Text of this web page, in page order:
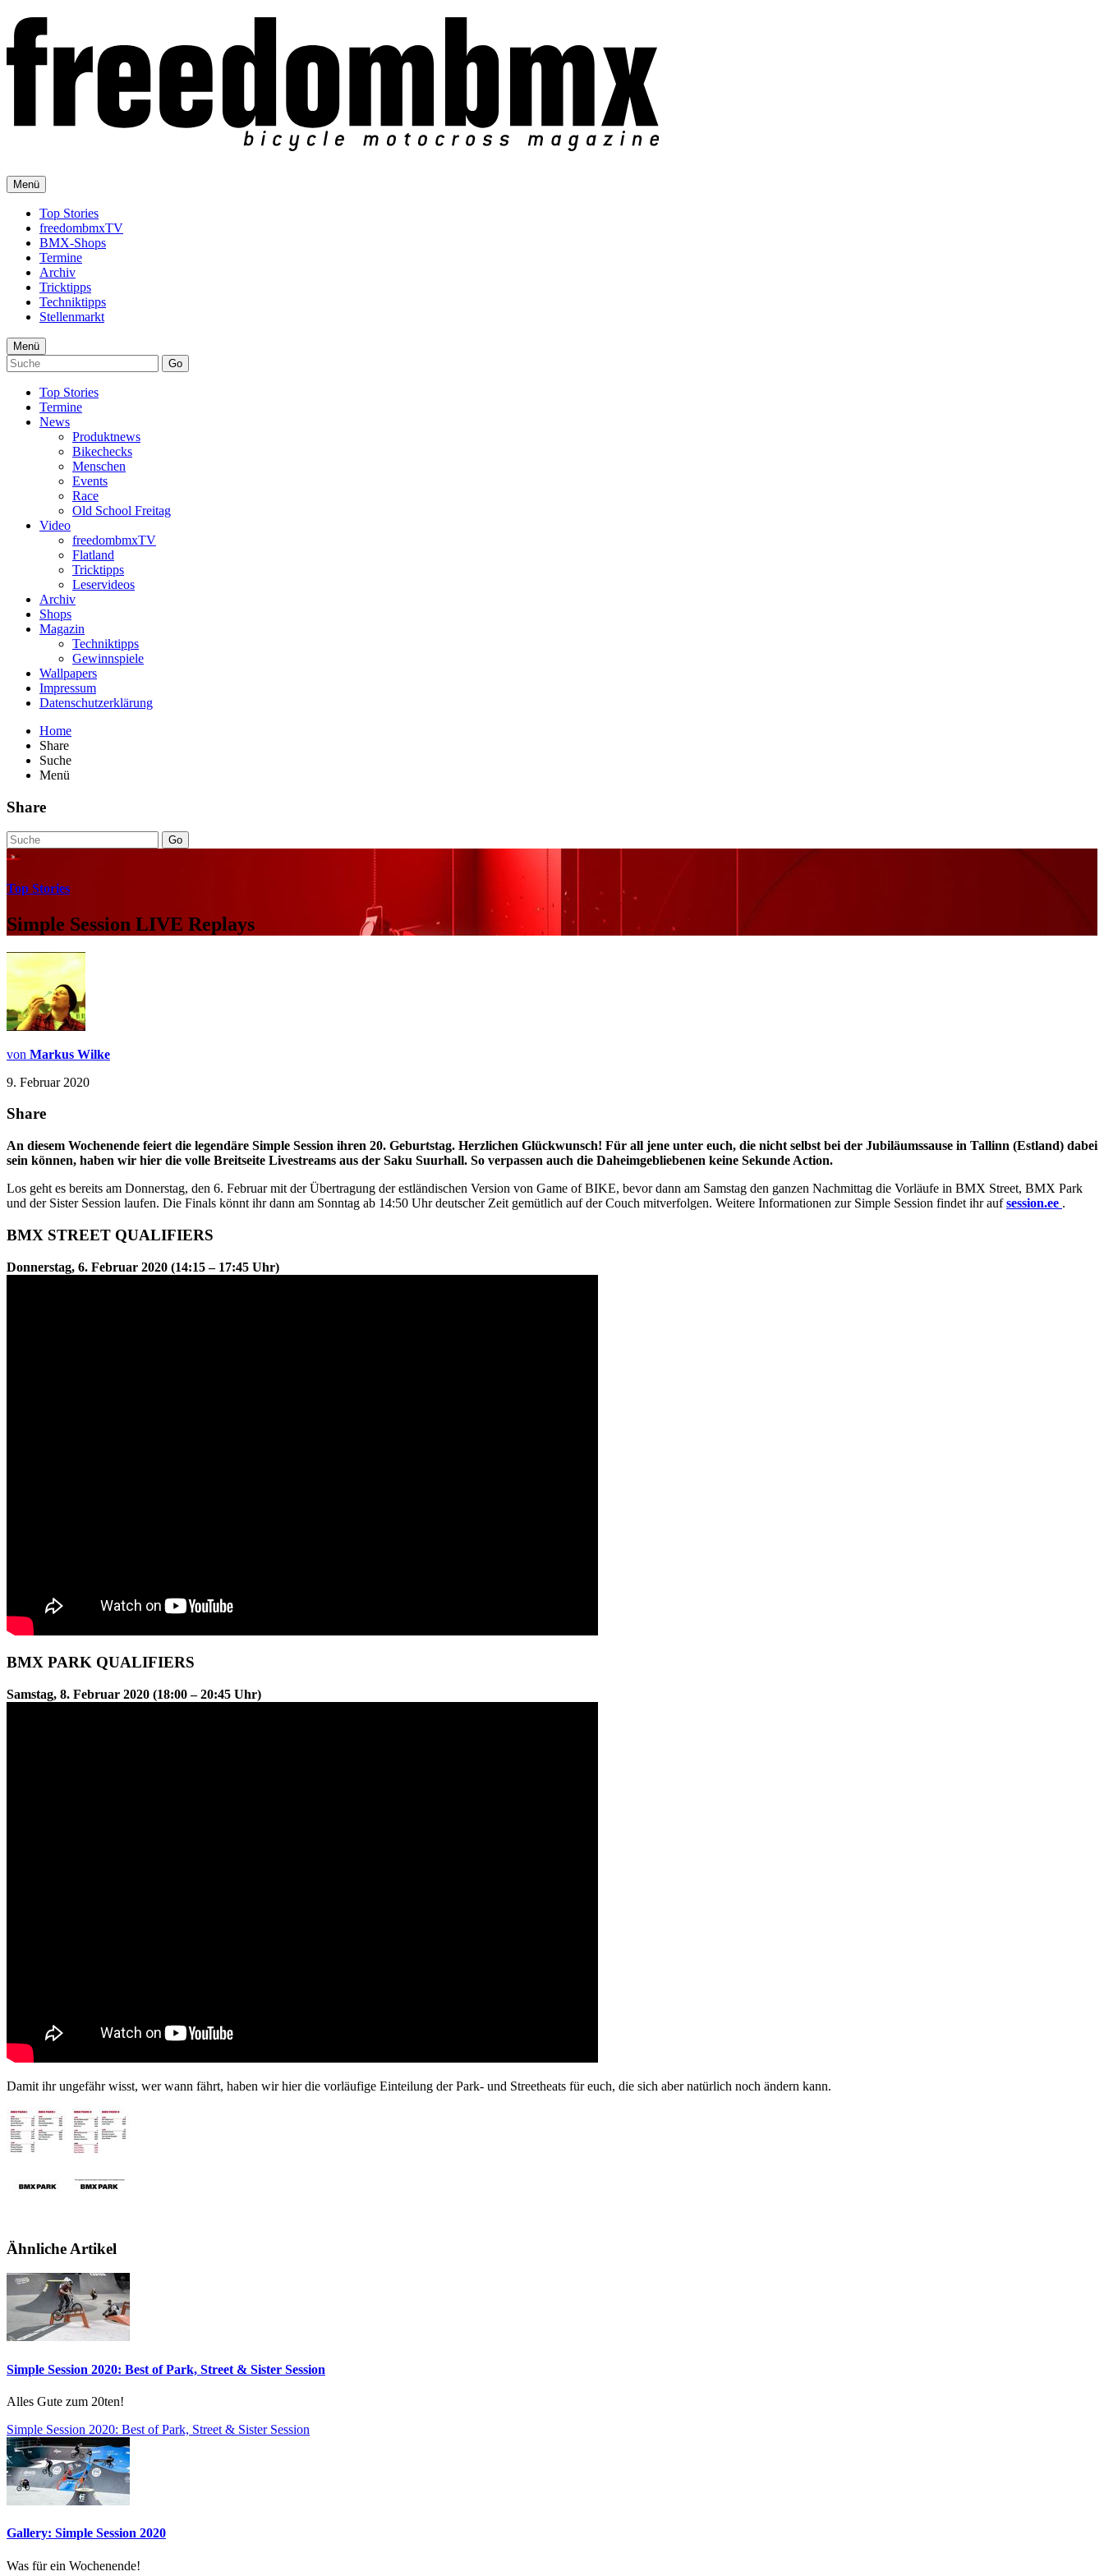
Menü
Top Stories
freedombmxTV
BMX-Shops
Termine
Archiv
Tricktipps
Techniktipps
Stellenmarkt
Menü
Go
Top Stories
Termine
News
Produktnews
Bikechecks
Menschen
Events
Race
Old School Freitag
Video
freedombmxTV
Flatland
Tricktipps
Leservideos
Archiv
Shops
Magazin
Techniktipps
Gewinnspiele
Wallpapers
Impressum
Datenschutzerklärung
Home
Share
Suche
Menü
Share
Go
Top Stories
Simple Session LIVE Replays
von Markus Wilke
9. Februar 2020
Share
An diesem Wochenende feiert die legendäre Simple Session ihren 20. Geburtstag. Herzlichen Glückwunsch! Für all jene unter euch, die nicht selbst bei der Jubiläumssause in Tallinn (Estland) dabei
sein können, haben wir hier die volle Breitseite Livestreams aus der Saku Suurhall. So verpassen auch die Daheimgebliebenen keine Sekunde Action.
Los geht es bereits am Donnerstag, den 6. Februar mit der Übertragung der estländischen Version von Game of BIKE, bevor dann am Samstag den ganzen Nachmittag die Vorläufe in BMX Street, BMX Park
und der Sister Session laufen. Die Finals könnt ihr dann am Sonntag ab 14:50 Uhr deutscher Zeit gemütlich auf der Couch mitverfolgen. Weitere Informationen zur Simple Session findet ihr aufsession.ee .
BMX STREET QUALIFIERS
Donnerstag, 6. Februar 2020 (14:15 – 17:45 Uhr)
BMX PARK QUALIFIERS
Samstag, 8. Februar 2020 (18:00 – 20:45 Uhr)
Damit ihr ungefähr wisst, wer wann fährt, haben wir hier die vorläufige Einteilung der Park- und Streetheats für euch, die sich aber natürlich noch ändern kann.
Ähnliche Artikel
Simple Session 2020: Best of Park, Street & Sister Session
Alles Gute zum 20ten!
Simple Session 2020: Best of Park, Street & Sister Session
Gallery: Simple Session 2020
Was für ein Wochenende!